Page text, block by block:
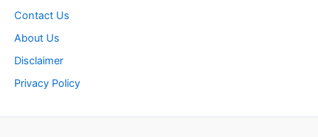
Contact Us
About Us
Disclaimer
Privacy Policy